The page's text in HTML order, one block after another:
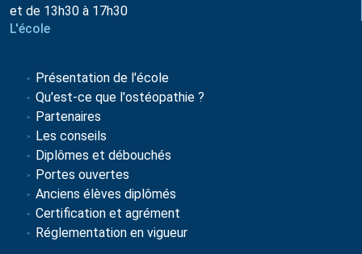
et de 13h30 à 17h30
L'école
Présentation de l'école
Qu'est-ce que l'ostéopathie ?
Partenaires
Les conseils
Diplômes et débouchés
Portes ouvertes
Anciens élèves diplômés
Certification et agrément
Réglementation en vigueur